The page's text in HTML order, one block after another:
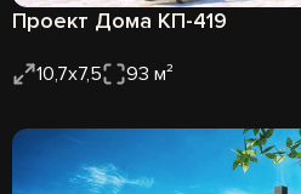
Проект Дома КП-419
10,7х7,5 93 м²